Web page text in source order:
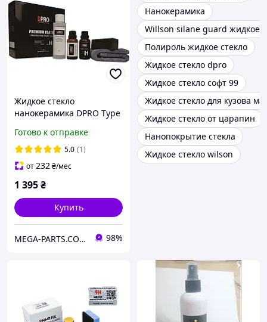
Жидкое стекло
нанокерамика DPRO Type
керамическое покрытие
для авто (Made in Japan)
160мл.
Готово к отправке
5.0 (1)
от232₴/мес
1 395₴
Купить
MEGA-PARTS.COM.UA 98%
Нанокерамика
Willson silane guard жидкое
Полироль жидкое стекло
Жидкое стекло dpro
Жидкое стекло софт 99
Жидкое стекло для кузова
Жидкое стекло от царапин
Нанопокрытие стекла
Жидкое стекло wilson